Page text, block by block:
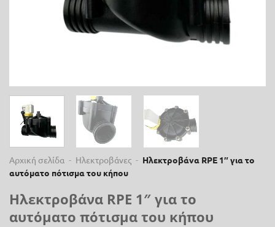
Αρχική σελίδα - Ηλεκτροβάνες - Ηλεκτροβάνα RPE 1″ για το
αυτόματο πότισμα του κήπου
Ηλεκτροβάνα RPE 1″ για το
αυτόματο πότισμα του κήπου